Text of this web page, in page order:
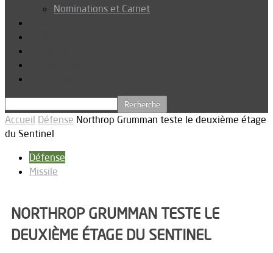
Nominations et Carnet
Accueil Défense Northrop Grumman teste le deuxième étage
du Sentinel
Défense
Missile
NORTHROP GRUMMAN TESTE LE
DEUXIÈME ÉTAGE DU SENTINEL